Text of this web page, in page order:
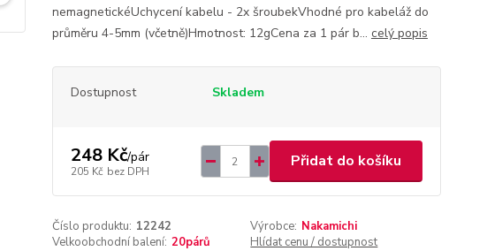
nemagnetickéUchycení kabelu - 2x šroubekVhodné pro kabeláž do
průměru 4-5mm (včetně)Hmotnost: 12gCena za 1 pár b... celý popis
Dostupnost Skladem
248 Kč/pár
205 Kč bez DPH
Přidat do košíku
Číslo produktu: 12242 Výrobce: Nakamichi
Velkoobchodní balení: 20párů Hlídat cenu / dostupnost